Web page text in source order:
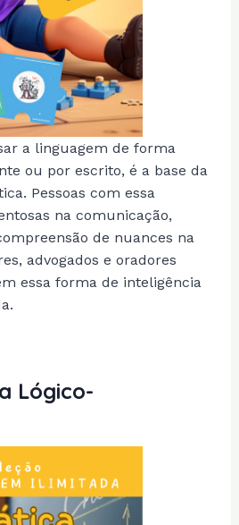
a linguagem de forma
ou por escrito, é a base da
Pessoas com essa
na comunicação,
de nuances na
advogados e oradores
essa forma de inteligência
Lógico-